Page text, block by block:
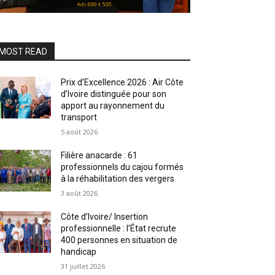
READ
Prix d’Excellence 2026 : Air Côte
d’Ivoire distinguée pour son
apport au rayonnement du
transport
5 août 2026
Filière anacarde : 61
professionnels du cajou formés
à la réhabilitation des vergers
3 août 2026
Côte d’Ivoire/ Insertion
professionnelle : l’État recrute
400 personnes en situation de
handicap
31 juillet 2026